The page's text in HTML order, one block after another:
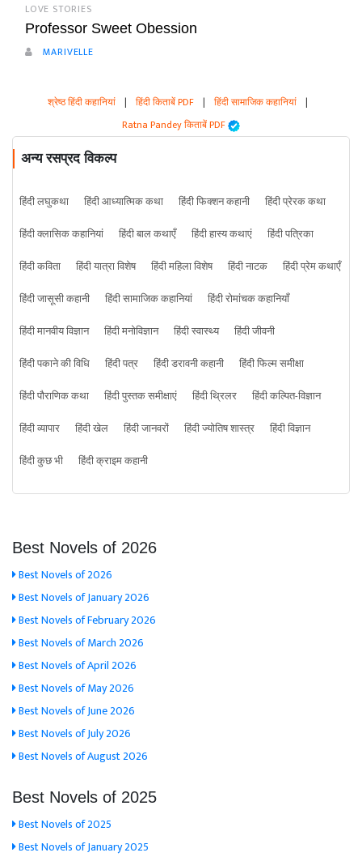
LOVE STORIES
Professor Sweet Obession
MARIVELLE
श्रेष्ठ हिंदी कहानियां | हिंदी किताबें PDF | हिंदी सामाजिक कहानियां |
Ratna Pandey किताबें PDF
अन्य रसप्रद विकल्प
हिंदी लघुकथा हिंदी आध्यात्मिक कथा हिंदी फिक्शन कहानी
हिंदी प्रेरक कथा
हिंदी क्लासिक कहानियां
हिंदी बाल कथाएँ हिंदी हास्य कथाएं
हिंदी पत्रिका
हिंदी कविता
हिंदी यात्रा विशेष हिंदी महिला विशेष हिंदी नाटक
हिंदी प्रेम कथाएँ
हिंदी जासूसी कहानी
हिंदी सामाजिक कहानियां
हिंदी रोमांचक कहानियाँ
हिंदी मानवीय विज्ञान
हिंदी मनोविज्ञान हिंदी स्वास्थ्य
हिंदी जीवनी
हिंदी पकाने की विधि
हिंदी पत्र हिंदी डरावनी कहानी
हिंदी फिल्म समीक्षा
हिंदी पौराणिक कथा
हिंदी पुस्तक समीक्षाएं हिंदी थ्रिलर
हिंदी कल्पित-विज्ञान
हिंदी व्यापार
हिंदी खेल हिंदी जानवरों हिंदी ज्योतिष शास्त्र
हिंदी विज्ञान
हिंदी कुछ भी
हिंदी क्राइम कहानी
Best Novels of 2026
Best Novels of 2026
Best Novels of January 2026
Best Novels of February 2026
Best Novels of March 2026
Best Novels of April 2026
Best Novels of May 2026
Best Novels of June 2026
Best Novels of July 2026
Best Novels of August 2026
Best Novels of 2025
Best Novels of 2025
Best Novels of January 2025